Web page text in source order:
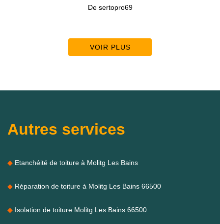
VOIR PLUS
Autres services
Etanchéité de toiture à Molitg Les Bains
Réparation de toiture à Molitg Les Bains 66500
Isolation de toiture Molitg Les Bains 66500